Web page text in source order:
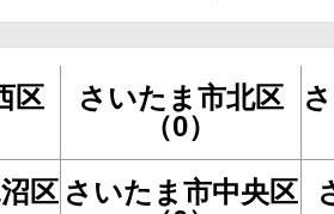
区
さいたま市北区
（0）
区 さいたま市中央区